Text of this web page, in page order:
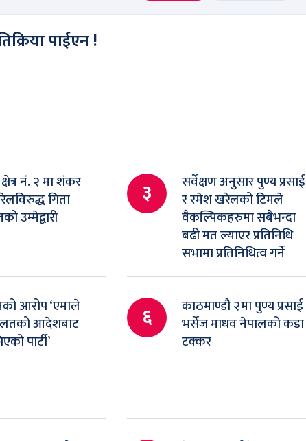
पाईएन !
नं. २ मा शंकर
गिता
उम्मेद्वारी
३
सर्वेक्षण अनुसार पुण्य प्रसाई
र रमेश खरेलको टिमले
वैकल्पिकहरुमा सबैभन्दा
बढी मत ल्याएर प्रतिनिधि
सभामा प्रतिनिधित्व गर्ने
आरोप ‘एमाले
आदेशबाट
पार्टी’
६
काठमाण्डौ २मा पुण्य प्रसाई
भर्सेज माधव नेपालको कडा
टक्कर